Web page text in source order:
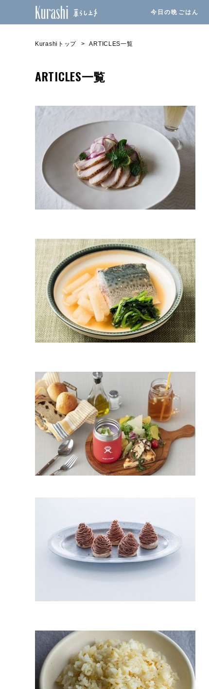
今日の晩ごはん
Kurashiトップ ARTICLES一覧
ARTICLES一覧